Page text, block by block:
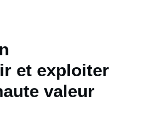
et exploiter
valeur